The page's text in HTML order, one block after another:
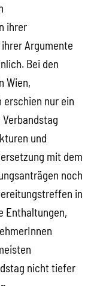
ihrer
Argumente
Bei den
Wien,
nur ein
und
mit dem
noch
in
Enthaltungen,
nicht tiefer